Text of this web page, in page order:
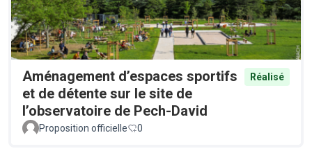
Aménagement d’espaces sportifs
et de détente sur le site de
l’observatoire de Pech-David
Réalisé
Proposition officielle 0